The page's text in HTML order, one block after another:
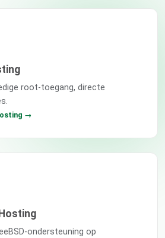
root-toegang, directe
→
ondersteuning op